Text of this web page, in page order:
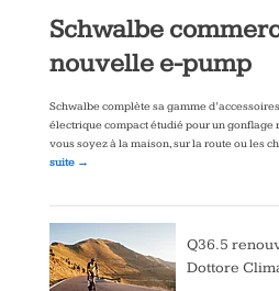
Schwalbe
nouvelle e-pump
Schwalbe complète sa gamme
électrique compact étudié pour un gonflage
vous soyez à la maison, sur la route ou les
suite →
Q36.5
Dottore